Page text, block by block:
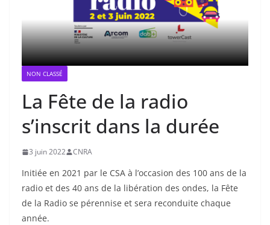
NON CLASSÉ
La Fête de la radio
s’inscrit dans la durée
3 juin 2022 CNRA
Initiée en 2021 par le CSA à l’occasion des 100 ans de la
radio et des 40 ans de la libération des ondes, la Fête
de la Radio se pérennise et sera reconduite chaque
année.